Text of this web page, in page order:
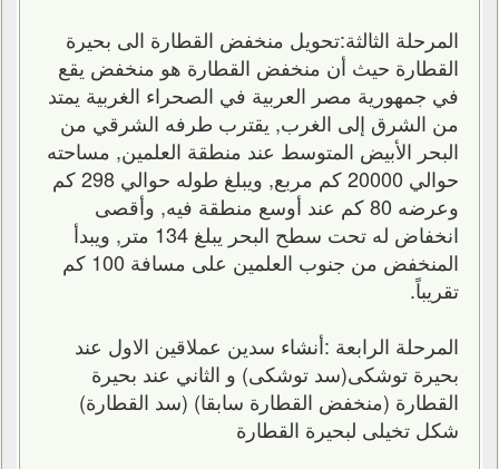
المرحلة الثالثة:تحويل منخفض القطارة الى بحيرة
القطارة حيث أن منخفض القطارة هو منخفض يقع
في جمهورية مصر العربية في الصحراء الغربية يمتد
من الشرق إلى الغرب, يقترب طرفه الشرقي من
البحر الأبيض المتوسط عند منطقة العلمين, مساحته
حوالي 20000 كم مربع, ويبلغ طوله حوالي 298 كم
وعرضه 80 كم عند أوسع منطقة فيه, وأقصى
انخفاض له تحت سطح البحر يبلغ 134 متر, ويبدأ
المنخفض من جنوب العلمين على مسافة 100 كم
تقريباً.
المرحلة الرابعة :أنشاء سدين عملاقين الاول عند
بحيرة توشكى(سد توشكى) و الثاني عند بحيرة
القطارة (منخفض القطارة سابقا) (سد القطارة)
شكل تخيلى لبحيرة القطارة